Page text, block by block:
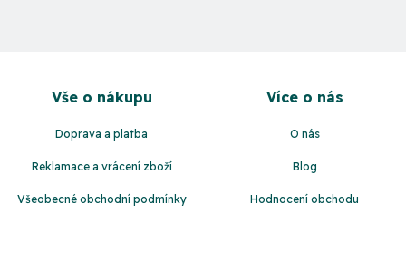
Vše o nákupu
Doprava a platba
Reklamace a vrácení zboží
Všeobecné obchodní podmínky
Více o nás
O nás
Blog
Hodnocení obchodu